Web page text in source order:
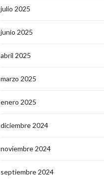
julio 2025
junio 2025
abril 2025
marzo 2025
enero 2025
diciembre 2024
noviembre 2024
septiembre 2024